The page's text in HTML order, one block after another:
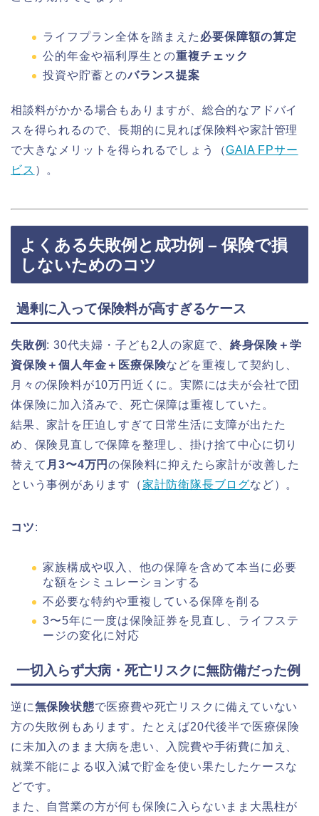
ライフプラン全体を踏まえた 必要保障額の算定
公的年金や福利厚生との重複チェック
投資や貯蓄とのバランス提案
相談料がかかる場合もありますが、総合的なアドバイ
スを得られるので、長期的に見れば保険料や家計管理
で大きなメリットを得られるでしょう（GAIA FPサー
ビス ）。
よくある失敗例と成功例 – 保険で損
しないためのコツ
過剰に入って保険料が高すぎるケース
失敗例 : 30代夫婦・子ども2人の家庭で、 終身保険＋学
資保険＋個人年金＋医療保険などを重複して契約し、
月々の保険料が10万円近くに。実際には夫が会社で団
体保険に加入済みで、死亡保障は重複していた。
結果、家計を圧迫しすぎて日常生活に支障が出たた
め、保険見直しで保障を整理し、掛け捨て中心に切り
替えて 月3〜4万円の保険料に抑えたら家計が改善した
という事例があります（家計防衛隊長ブログなど）。
コツ:
家族構成や収入、他の保障を含めて本当に必要
な額をシミュレーションする
不必要な特約や重複している保障を削る
3〜5年に一度は保険証券を見直し、ライフステ
ージの変化に対応
一切入らず大病・死亡リスクに無防備だった例
逆に無保険状態で医療費や死亡リスクに備えていない
方の失敗例もあります。たとえば20代後半で医療保険
に未加入のまま大病を患い、入院費や手術費に加え、
就業不能による収入減で貯金を使い果たしたケースな
どです。
また、自営業の方が何も保険に入らないまま大黒柱が